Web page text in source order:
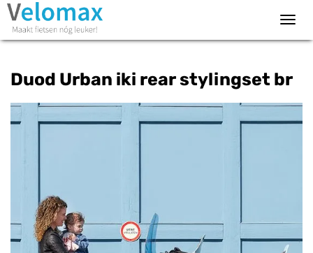
Duod Urban iki rear stylingset br